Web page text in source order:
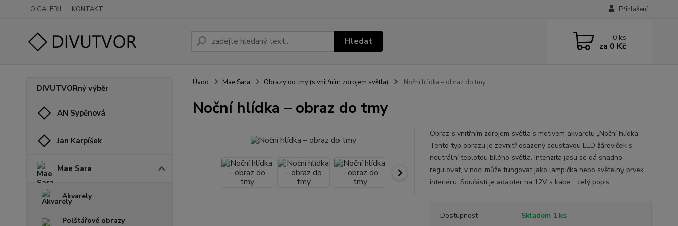
O GALERII KONTAKT Přihlášení
Hledat 0 ks
za 0 Kč
DIVUTVORný výběr
AN Sypěnová
Jan Karpíšek
Mae Sara
Akvarely
Polštářové obrazy
Úvod Mae Sara Obrazy do tmy (s vnitřním zdrojem světla) Noční hlídka – obraz do tmy
Noční hlídka – obraz do tmy
Obraz s vnitřním zdrojem světla s motivem akvarelu „Noční hlídka“
Tento typ obrazu je zevnitř osazený soustavou LED žároviček s
neutrální teplotou bílého světla. Intenzita jasu se dá snadno
regulovat, v noci může fungovat jako lampička nebo světelný prvek
interiéru. Součástí je adaptér na 12V s kabe... celý popis
Dostupnost Skladem 1 ks